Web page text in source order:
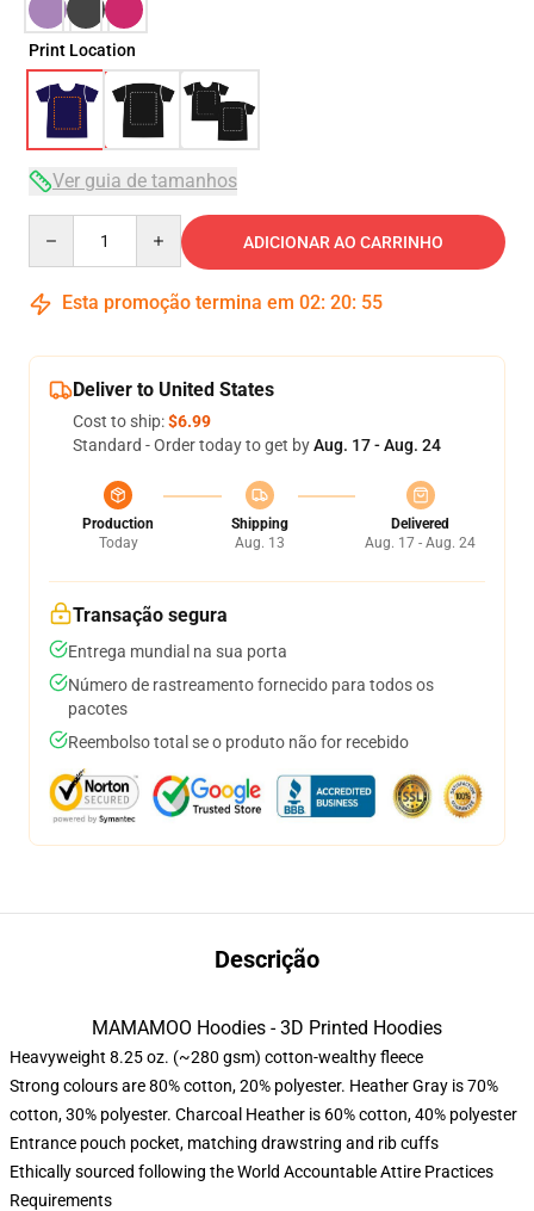
Print Location
Ver guia de tamanhos
ADICIONAR AO CARRINHO
Esta promoção termina em 02: 20: 54
Deliver to United States
Cost to ship:$6.99
Standard - Order today to get byAug. 17 - Aug. 24
Production
Today
Shipping
Aug. 13
Delivered
Aug. 17 - Aug. 24
Transação segura
Entrega mundial na sua porta
Número de rastreamento fornecido para todos os
pacotes
Reembolso total se o produto não for recebido
Descrição
MAMAMOO Hoodies - 3D Printed Hoodies
Heavyweight 8.25 oz. (~280 gsm) cotton-wealthy fleece
Strong colours are 80% cotton, 20% polyester. Heather Gray is 70%
cotton, 30% polyester. Charcoal Heather is 60% cotton, 40% polyester
Entrance pouch pocket, matching drawstring and rib cuffs
Ethically sourced following the World Accountable Attire Practices
Requirements